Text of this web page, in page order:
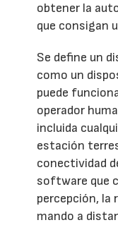
obtener la
que consigan
Se define un
como un
puede
operador
incluida
estación
conectividad
software que
percepción, la
mando a